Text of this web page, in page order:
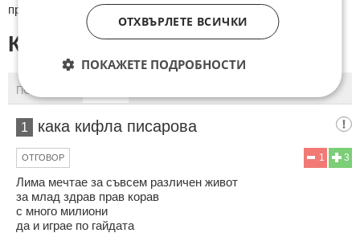
премахнати.
КОМЕНТАРИ КЪМ СТАТИЯТА
ПОСЛЕДНИ
1 кака кифла писарова
3
1
ОТГОВОР
Лима мечтае за съвсем различен живот
за млад здрав прав корав
с много милиони
да и играе по гайдата
ОТХВЪРЛЕТЕ ВСИЧКИ
ПОКАЖЕТЕ ПОДРОБНОСТИ